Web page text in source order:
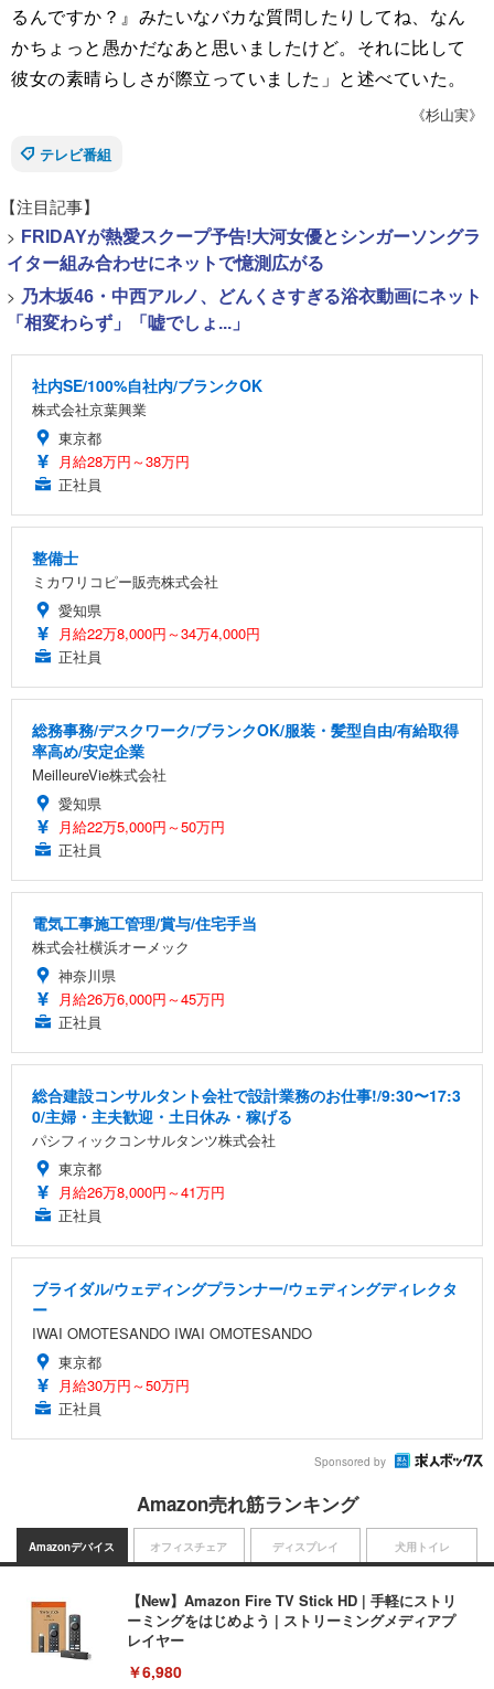
るんですか？』みたいなバカな質問したりしてね、なん
かちょっと愚かだなあと思いましたけど。それに比して
彼女の素晴らしさが際立っていました」と述べていた。
《杉山実》
テレビ番組
【注目記事】
> FRIDAYが熱愛スクープ予告!大河女優とシンガーソングラ
イター組み合わせにネットで憶測広がる
> 乃木坂46・中西アルノ、どんくさすぎる浴衣動画にネット
「相変わらず」「嘘でしょ...」
社内SE/100%自社内/ブランクOK
株式会社京葉興業
東京都
月給28万円～38万円
正社員
整備士
ミカワリコピー販売株式会社
愛知県
月給22万8,000円～34万4,000円
正社員
総務事務/デスクワーク/ブランクOK/服装・髪型自由/有給取得
率高め/安定企業
MeilleureVie株式会社
愛知県
月給22万5,000円～50万円
正社員
電気工事施工管理/賞与/住宅手当
株式会社横浜オーメック
神奈川県
月給26万6,000円～45万円
正社員
総合建設コンサルタント会社で設計業務のお仕事!/9:30〜17:3
0/主婦・主夫歓迎・土日休み・稼げる
パシフィックコンサルタンツ株式会社
東京都
月給26万8,000円～41万円
正社員
ブライダル/ウェディングプランナー/ウェディングディレクタ
ー
IWAI OMOTESANDO IWAI OMOTESANDO
東京都
月給30万円～50万円
正社員
Sponsored by
Amazon売れ筋ランキング
Amazonデバイス
【New】Amazon Fire TV Stick HD | 手軽にストリ
ーミングをはじめよう | ストリーミングメディアプ
レイヤー
￥6,980
オフィスチェア ディスプレイ 犬用トイレ